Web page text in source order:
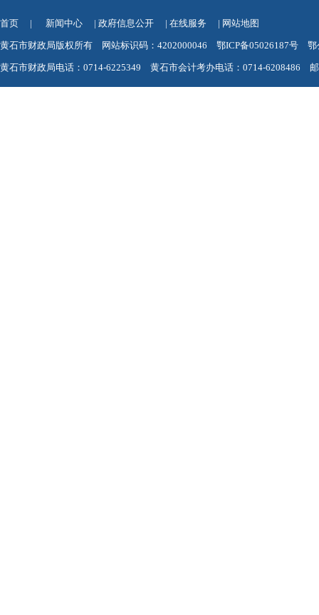
首页 | 新闻中心 | 政府信息公开 | 在线服务 | 网站地图
黄石市财政局版权所有 网站标识码：4202000046 鄂ICP备05026187号 鄂
黄石市财政局电话：0714-6225349 黄石市会计考办电话：0714-6208486